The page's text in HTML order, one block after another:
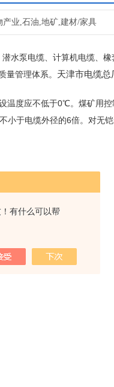
有什么可以帮
产业,石油,地矿,建材/家具
水泵电缆、计算机电缆、橡
量管理体系。 天津市电缆总
温度应不低于0℃。煤矿用
小于电缆外径的6倍。对无
电缆》